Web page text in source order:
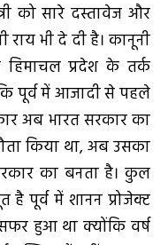
को सारे दस्तावेज और
राय भी दे दी है। कानूनी
प्रदेश के तर्क
पूर्व में आजादी से पहले
अब भारत सरकार का
किया था, अब उसका
का बनता है। कुल
पूर्व में शानन प्रोजेक्ट
हुआ था क्योंकि वर्ष